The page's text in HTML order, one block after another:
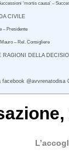
‘mortis causa’ –
CIVILE
– Presidente
– Rel. Consigliere
RAGIONI DELLA
facebook @avvrenatodisa
,